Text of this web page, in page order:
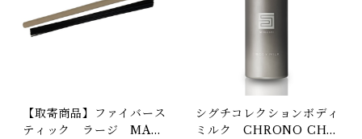
【取寄商品】ファイバース
ティック ラージ MAX
シグチコレクションボディ
ミルク CHRONO CHA